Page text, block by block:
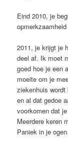
Eind 2010, je
2011, je krijgt je
deel af. Ik moet
goed hoe je een
moeite om je
ziekenhuis
en al dat gedoe
voorkomen dat
Meerdere keren
Paniek in je